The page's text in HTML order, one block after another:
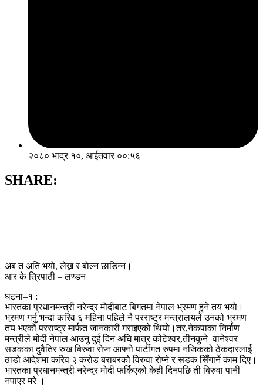
२०८० भाद्र १०, आईतवार ००:५६
SHARE:
अब त अति भयो, लेख्न र बोल्न छाडिन्न।
आर के त्रिपाठी – लण्डन
घटना–१ :
भारतका प्रधानमन्त्री नरेन्द्र मोदीबाट बिगतमा नेपाल भ्रमण हुने तय भयो।
भ्रमण गर्नु भन्दा करिव ६ महिना पहिले नै परराष्ट्र मन्त्रालयले उनको भ्रमण
तय भएको परराष्ट्र मार्फत जानकारी गराइएको थियो।तर,नेकपाका निर्माण
मन्त्रीले मोदी नेपाल आउनु दुई दिन अघि मात्र कोटेश्वर,तीनकुने–वानेश्वर
सडकका दुवैतिर रुख बिरुवा रोप्न आफ्नो पार्टीगत रुपमा नजिकको ठेकदारलाई
ठाडो आदेशमा करिव २ करोड बराबरको विरुवा रोप्ने र सडक सिँगार्ने काम दिए।
भारतका प्रधानमन्त्री नरेन्द्र मोदी फर्किएको केही दिनपछि ती बिरुवा पानी
नपाएर मरे ।